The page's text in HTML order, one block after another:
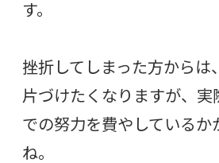
す。
挫折してしまった方からは
片づけたくなりますが、実
での努力を費やしているか
ね。